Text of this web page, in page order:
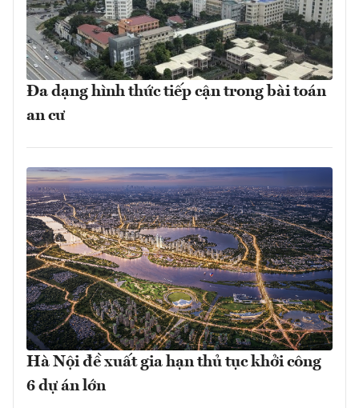
Đa dạng hình thức tiếp cận trong bài toán
an cư
Hà Nội đề xuất gia hạn thủ tục khởi công
6 dự án lớn